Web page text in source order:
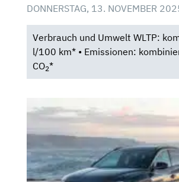
DONNERSTAG, 13. NOVEMBER
Verbrauch und Umwelt WLTP:
l/100 km* • Emissionen:
CO2*